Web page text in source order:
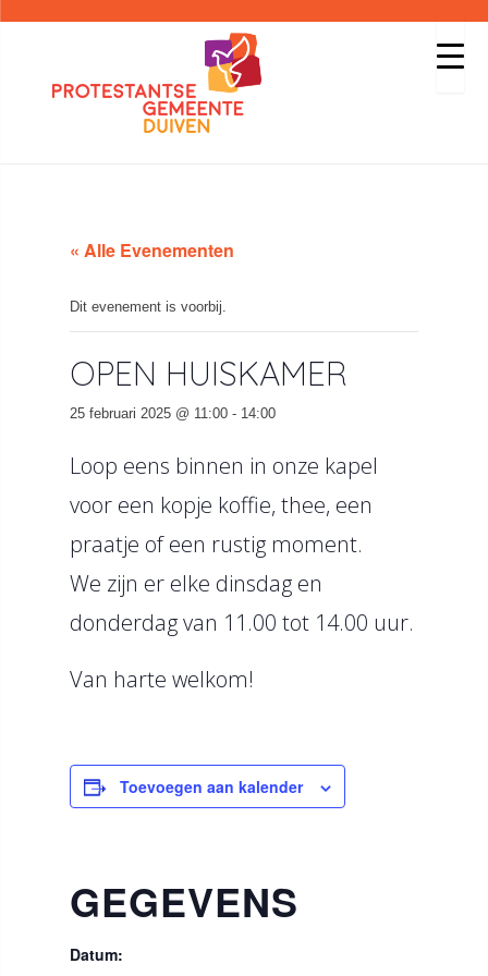
« Alle Evenementen
Dit evenement is voorbij.
OPEN HUISKAMER
25 februari 2025 @ 11:00 - 14:00
Loop eens binnen in onze kapel
voor een kopje koffie, thee, een
praatje of een rustig moment.
We zijn er elke dinsdag en
donderdag van 11.00 tot 14.00 uur.
Van harte welkom!
Toevoegen aan kalender
GEGEVENS
Datum: